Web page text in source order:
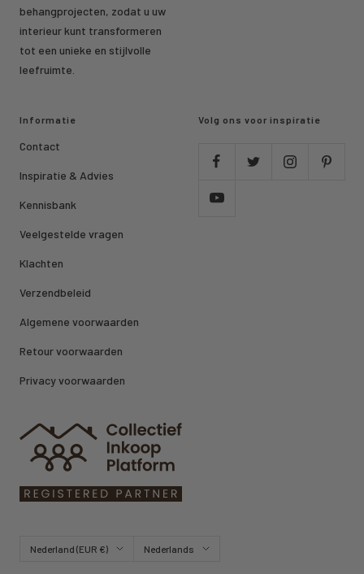
behangprojecten, zodat u uw
interieur kunt transformeren
tot een unieke en stijlvolle
leefruimte.
Informatie
Contact
Inspiratie & Advies
Kennisbank
Veelgestelde vragen
Klachten
Verzendbeleid
Algemene voorwaarden
Retour voorwaarden
Privacy voorwaarden
Volg ons voor inspiratie
Land/regio Nederland (EUR €) TaalNederlands